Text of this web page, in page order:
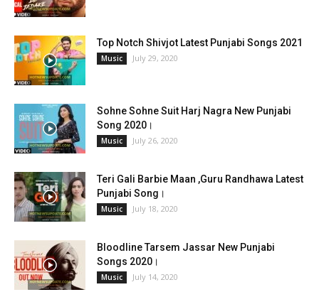
Top Notch Shivjot Latest Punjabi Songs 2021
Music July 29, 2020
Sohne Sohne Suit Harj Nagra New Punjabi
Song 2020।
Music July 26, 2020
Teri Gali Barbie Maan ,Guru Randhawa Latest
Punjabi Song।
Music July 18, 2020
Bloodline Tarsem Jassar New Punjabi
Songs 2020।
Music July 14, 2020